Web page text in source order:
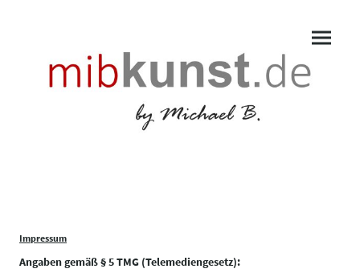
Impressum
Angaben gemäß § 5 TMG (Telemediengesetz):